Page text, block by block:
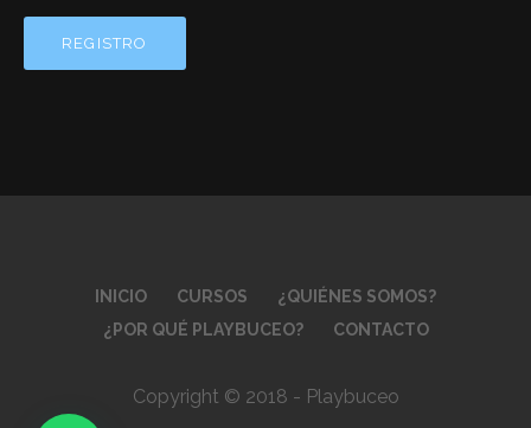
INICIO CURSOS
¿QUIÉNES SOMOS?
¿POR QUÉ PLAYBUCEO?
CONTACTO
Copyright © 2018 - Playbuceo